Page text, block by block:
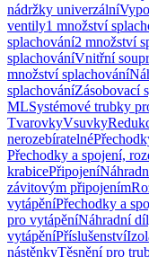
nádržky univerzální
ventily1 množství
splachování2 množství
splachováníVnitřní
množství splachování
splachováníZásobovací
MLSystémové trubky
TvarovkyVsuvky
nerozebíratelné
Přechodky a spojení,
krabicePřipojení
závitovým připojením
vytápěníPřechodky a
pro vytápěníNáhradní
vytápěníPříslušenství
nástěnkyTěsnění pro